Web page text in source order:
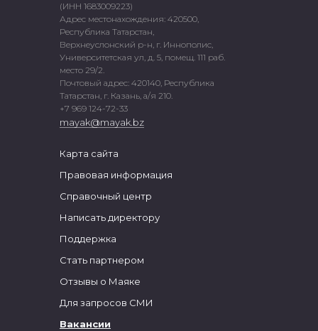
(ИНН 1683009223)
Адрес местонахождения: 420500,
Республика Татарстан,
Верхнеуслонский р-н, г. Иннополис,
Университетская ул, д. 5, помещ. 111 раб.
место 29/2.
Почтовый адрес: 420140, Республика
Татарстан, г. Казань, а/я 210.
+7 969 124-72-33
mayak@mayak.bz
Карта сайта
Правовая информация
Справочный центр
Написать директору
Поддержка
Стать партнером
Отзывы о Маяке
Для запросов СМИ
Вакансии